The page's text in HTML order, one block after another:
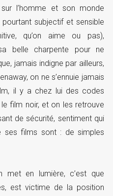
l’homme et son monde
subjectif et sensible
qu’on aime ou pas),
belle charpente pour ne
jamais indigne par ailleurs,
on ne s’ennuie jamais
il y a chez lui des codes
film noir, et on les retrouve
de sécurité, sentiment qui
ses films sont : de simples
met en lumière, c’est que
est victime de la position